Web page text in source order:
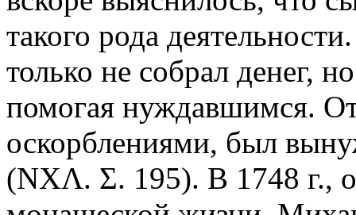
такого рода
только не собрал денег,
помогая нуждавшимся.
оскорблениями, был
(ΝΧΛ. Σ. 195). В 1748 г.,